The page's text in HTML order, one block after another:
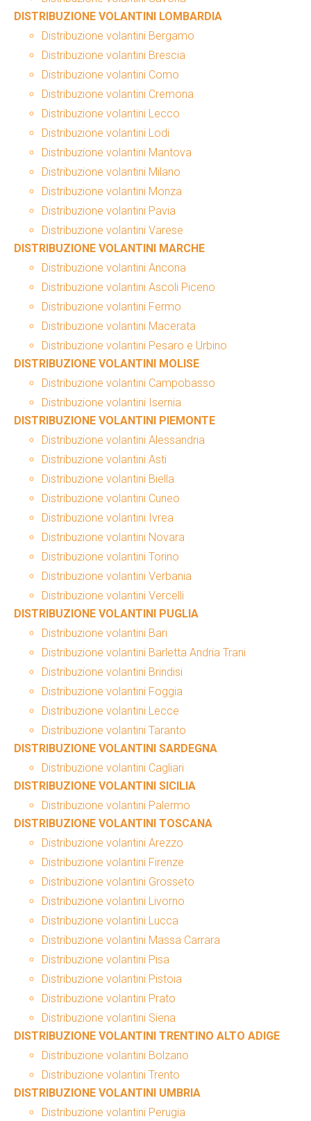
DISTRIBUZIONE VOLANTINI LOMBARDIA
Distribuzione volantini Bergamo
Distribuzione volantini Brescia
Distribuzione volantini Como
Distribuzione volantini Cremona
Distribuzione volantini Lecco
Distribuzione volantini Lodi
Distribuzione volantini Mantova
Distribuzione volantini Milano
Distribuzione volantini Monza
Distribuzione volantini Pavia
Distribuzione volantini Varese
DISTRIBUZIONE VOLANTINI MARCHE
Distribuzione volantini Ancona
Distribuzione volantini Ascoli Piceno
Distribuzione volantini Fermo
Distribuzione volantini Macerata
Distribuzione volantini Pesaro e Urbino
DISTRIBUZIONE VOLANTINI MOLISE
Distribuzione volantini Campobasso
Distribuzione volantini Isernia
DISTRIBUZIONE VOLANTINI PIEMONTE
Distribuzione volantini Alessandria
Distribuzione volantini Asti
Distribuzione volantini Biella
Distribuzione volantini Cuneo
Distribuzione volantini Ivrea
Distribuzione volantini Novara
Distribuzione volantini Torino
Distribuzione volantini Verbania
Distribuzione volantini Vercelli
DISTRIBUZIONE VOLANTINI PUGLIA
Distribuzione volantini Bari
Distribuzione volantini Barletta Andria Trani
Distribuzione volantini Brindisi
Distribuzione volantini Foggia
Distribuzione volantini Lecce
Distribuzione volantini Taranto
DISTRIBUZIONE VOLANTINI SARDEGNA
Distribuzione volantini Cagliari
DISTRIBUZIONE VOLANTINI SICILIA
Distribuzione volantini Palermo
DISTRIBUZIONE VOLANTINI TOSCANA
Distribuzione volantini Arezzo
Distribuzione volantini Firenze
Distribuzione volantini Grosseto
Distribuzione volantini Livorno
Distribuzione volantini Lucca
Distribuzione volantini Massa Carrara
Distribuzione volantini Pisa
Distribuzione volantini Pistoia
Distribuzione volantini Prato
Distribuzione volantini Siena
DISTRIBUZIONE VOLANTINI TRENTINO ALTO ADIGE
Distribuzione volantini Bolzano
Distribuzione volantini Trento
DISTRIBUZIONE VOLANTINI UMBRIA
Distribuzione volantini Perugia